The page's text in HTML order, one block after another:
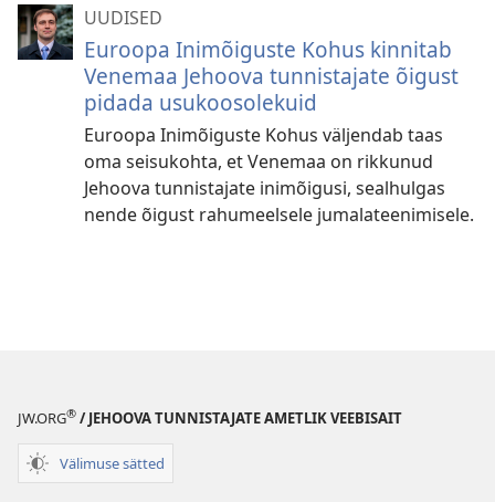
UUDISED
Euroopa Inimõiguste Kohus kinnitab
Venemaa Jehoova tunnistajate õigust
pidada usukoosolekuid
Euroopa Inimõiguste Kohus väljendab taas
oma seisukohta, et Venemaa on rikkunud
Jehoova tunnistajate inimõigusi, sealhulgas
nende õigust rahumeelsele jumalateenimisele.
JW.ORG® / JEHOOVA TUNNISTAJATE AMETLIK VEEBISAIT
Välimuse sätted